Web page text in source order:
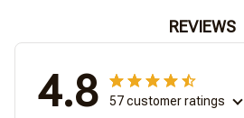
REVIEWS
4.8 57 customer ratings